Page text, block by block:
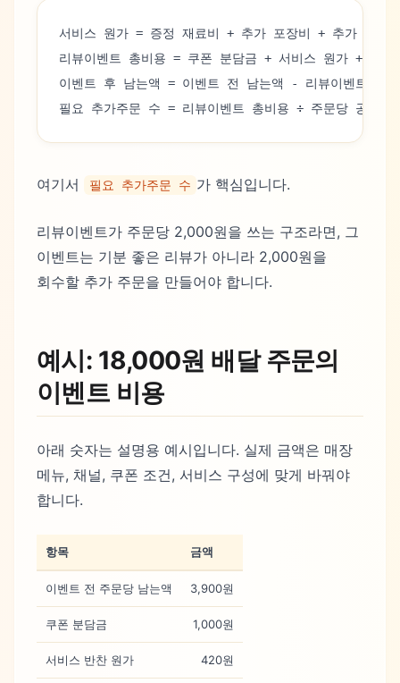
서비스 원가 = 증정 재료비 + 추가 포장비 + 추가 작업
리뷰이벤트 총비용 = 쿠폰 분담금 + 서비스 원가 + 추가
이벤트 후 남는액 = 이벤트 전 남는액 - 리뷰이벤트 총
필요 추가주문 수 = 리뷰이벤트 총비용 ÷ 주문당 공헌이
여기서 필요 추가주문 수 가 핵심입니다.
리뷰이벤트가 주문당 2,000원을 쓰는 구조라면, 그
이벤트는 기분 좋은 리뷰가 아니라 2,000원을
회수할 추가 주문을 만들어야 합니다.
예시: 18,000원 배달 주문의
이벤트 비용
아래 숫자는 설명용 예시입니다. 실제 금액은 매장
메뉴, 채널, 쿠폰 조건, 서비스 구성에 맞게 바꿔야
합니다.
항목 금액
이벤트 전 주문당 남는액 3,900원
쿠폰 분담금 1,000원
서비스 반찬 원가 420원